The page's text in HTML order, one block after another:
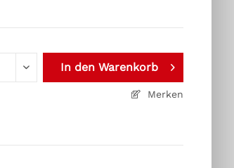
In den Warenkorb
Merken